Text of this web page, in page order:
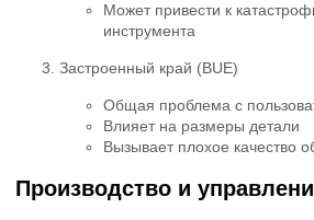
Может привести к
инструмента
Застроенный край (BUE)
Общая проблема с
Влияет на размеры детали
Вызывает плохое качество
Производство и